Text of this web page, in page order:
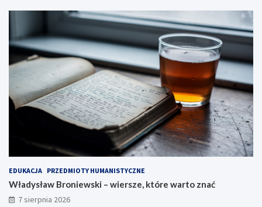
EDUKACJA PRZEDMIOTY HUMANISTYCZNE
Władysław Broniewski – wiersze, które warto znać
7 sierpnia 2026